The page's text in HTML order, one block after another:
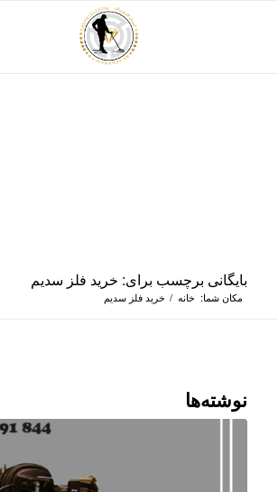
بایگانی برچسب برای: خرید فلز سدیم
مکان شما: خانه / خرید فلز سدیم
نوشته‌ها